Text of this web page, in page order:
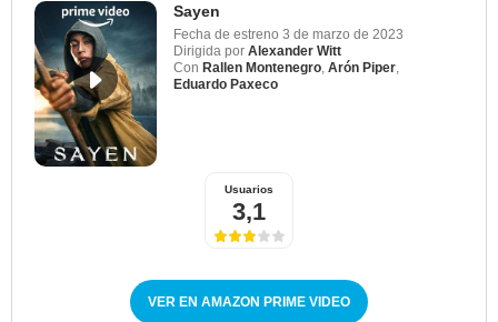
Sayen
Fecha de estreno 3 de marzo de 2023
Dirigida por Alexander Witt
Con Rallen Montenegro Arón Piper
Eduardo Paxeco
Usuarios
3,1
VER EN AMAZON PRIME VIDEO